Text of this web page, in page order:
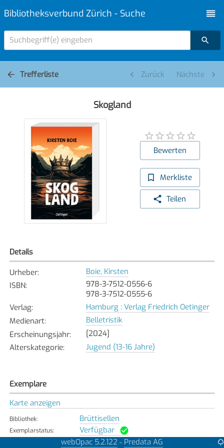
Bibliotheksverbund Zürich - Suche
Suchbegriff(e) eingeben
Trefferliste Zurück Nächste
Skogland
Bewerten
Merkliste
Teilen
Details
Urheber:
Boie, Kirsten
ISBN:
978-3-7512-0556-6
978-3-7512-0555-6
Verlag:
Hamburg : Verlag Friedrich Oetinger
Medienart:
Belletristik
Erscheinungsjahr:
[2024]
Alterskategorie: Jugend (13-16 Jahre)
Exemplare
Karte anzeigen
Bibliothek: Brüttisellen
Exemplarstatus: Verfügbar
webOpac 5.2.122 - Predata AG